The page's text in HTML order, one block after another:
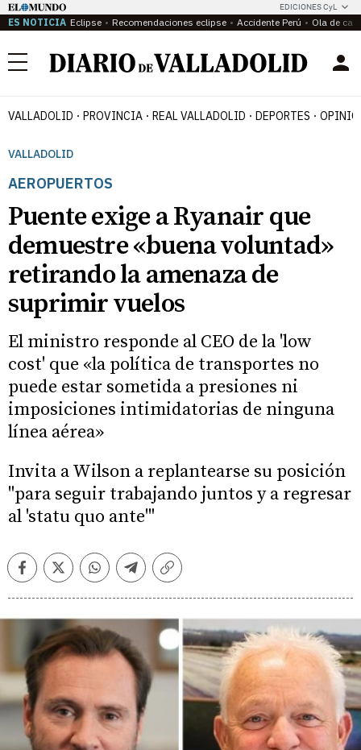
EDICIONES CyL
ES NOTICIA Eclipse Recomendaciones eclipse Accidente Perú Ola de
Menú
VALLADOLID PROVINCIA REAL VALLADOLID DEPORTES
VALLADOLID
AEROPUERTOS
Puente exige a Ryanair que
demuestre «buena voluntad»
retirando la amenaza de
suprimir vuelos
El ministro responde al CEO de la 'low
cost' que «la política de transportes no
puede estar sometida a presiones ni
imposiciones intimidatorias de ninguna
línea aérea»
Invita a Wilson a replantearse su posición
"para seguir trabajando juntos y a regresar
al 'statu quo ante'"
FacebookTwitterWhatsappTelegramCopiar